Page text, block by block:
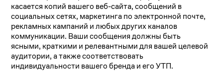
касается копий вашего веб-сайта, сообщений в
социальных сетях, маркетинга по электронной почте,
рекламных кампаний и любых других каналов
коммуникации. Ваши сообщения должны быть
ясными, краткими и релевантными для вашей целевой
аудитории, а также соответствовать
индивидуальности вашего бренда и его УТП.